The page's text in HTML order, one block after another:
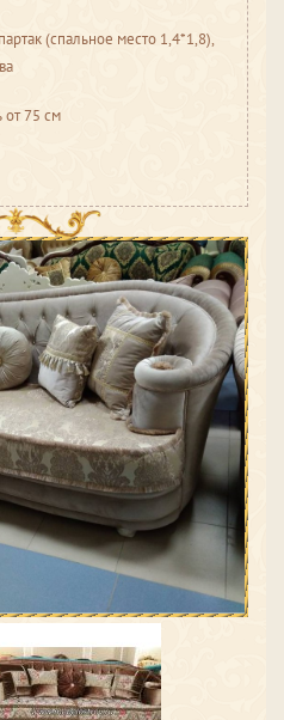
(спальное место 1,4*1,8),
75 см